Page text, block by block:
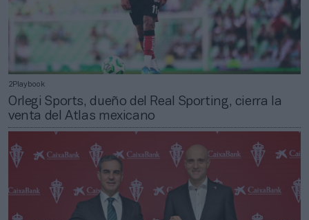
2Playbook
Orlegi Sports, dueño del Real Sporting, cierra la
venta del Atlas mexicano